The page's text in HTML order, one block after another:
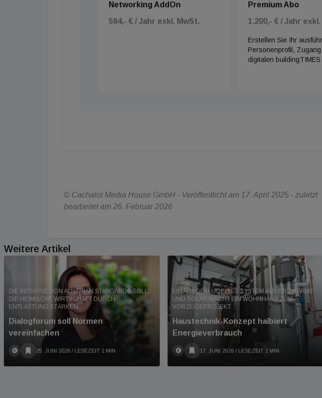
Networking AddOn
584,- € / Jahr exkl. MwSt.
Premium Abo
1.200,- € / Jahr
Erstellen Sie Ihr
Personenprofil, Zugang
digitalen
© Cachalot Media House GmbH - Veröffentlicht am 17. April 2025 - zuletzt
bearbeitet am 26. Februar 2026
Weitere Artikel
DIE INITIATIVE VON AUSTRIAN STANDARDS SOLL
DIE HEIMISCHE WIRTSCHAFT DURCH
ENTLASTUNG STÄRKEN.
Dialogforum soll Normen
vereinfachen
25. JUNI 2026 / LESEZEIT 1 MIN
EIN AUSGEKLÜGELTES SYSTEM AUS ERDWÄRME
UND SOLAR MACHT EIN WOHNHAUS ZUM
VORZEIGEPROJEKT.
Haustechnik-Konzept halbiert
Energieverbrauch
17. JUNI 2026 / LESEZEIT 2 MIN